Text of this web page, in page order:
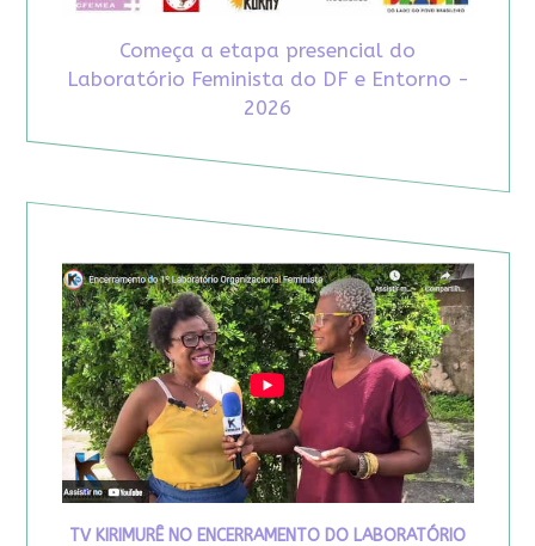
Começa a etapa presencial do
Laboratório Feminista do DF e Entorno -
2026
TV KIRIMURÊ NO ENCERRAMENTO DO LABORATÓRIO